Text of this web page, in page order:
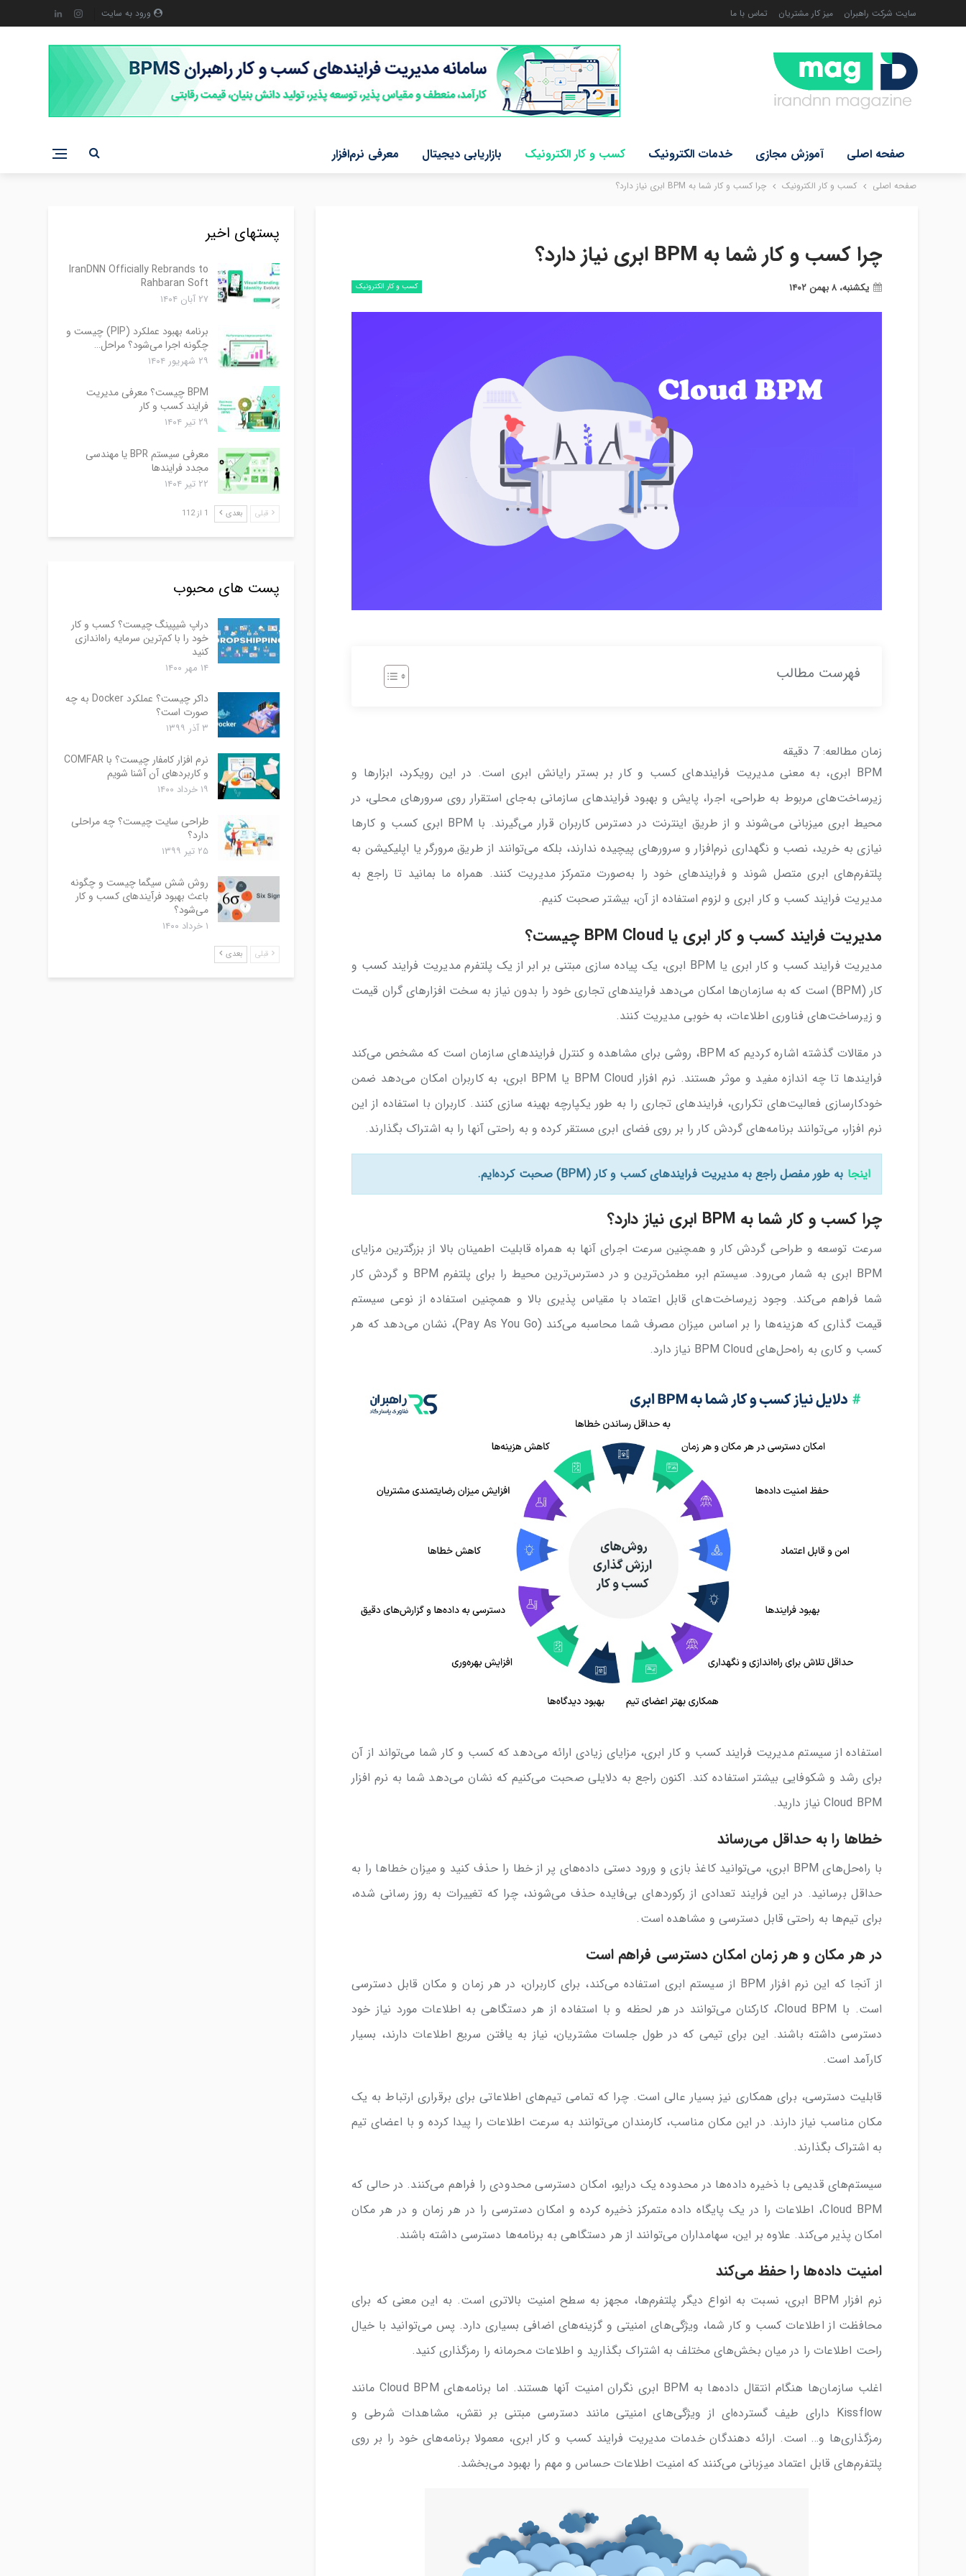
ورود به سایت سایت شرکت راهبران میز کار مشتریان تماس با ما
صفحه اصلی آموزش مجازی خدمات الکترونیک کسب و کار الکترونیک بازاریابی دیجیتال معرفی نرم‌افزار
صفحه اصلی کسب و کار الکترونیک چرا کسب و کار شما به BPM ابری نیاز دارد؟
چرا کسب و کار شما به BPM ابری نیاز دارد؟
کسب و کار الکترونیک یکشنبه، ۸ بهمن ۱۴۰۲
فهرست مطالب
زمان مطالعه: 7 دقیقه
BPM ابری، به معنی مدیریت فرایندهای کسب ‌و کار بر بستر رایانش ابری است. در این رویکرد، ابزارها و
زیرساخت‌های مربوط به طراحی، اجرا، پایش و بهبود فرایندهای سازمانی به‌جای استقرار روی سرورهای محلی، در
محیط ابری میزبانی می‌شوند و از طریق اینترنت در دسترس کاربران قرار می‌گیرند. با BPM ابری کسب و کارها
نیازی به خرید، نصب و نگهداری نرم‌افزار و سرورهای پیچیده ندارند، بلکه می‌توانند از طریق مرورگر یا اپلیکیشن به
پلتفرم‌های ابری متصل شوند و فرایندهای خود را به‌صورت متمرکز مدیریت کنند. همراه ما بمانید تا راجع به
مدیریت فرایند کسب و کار ابری و لزوم استفاده از آن، بیشتر صحبت کنیم.
مدیریت فرایند کسب و کار ابری یا BPM Cloud چیست؟
مدیریت فرایند کسب و کار ابری یا BPM ابری، یک پیاده سازی مبتنی بر ابر از یک پلتفرم مدیریت فرایند کسب و
کار (BPM) است که به سازمان‌ها امکان می‌دهد فرایندهای تجاری خود را بدون نیاز به سخت افزارهای گران قیمت
و زیرساخت‌های فناوری اطلاعات، به خوبی مدیریت کنند.
در مقالات گذشته اشاره کردیم که BPM، روشی برای مشاهده و کنترل فرایندهای سازمان است که مشخص می‌کند
فرایندها تا چه اندازه مفید و موثر هستند. نرم افزار BPM Cloud یا BPM ابری، به کاربران امکان می‌دهد ضمن
خودکارسازی فعالیت‌های تکراری، فرایندهای تجاری را به طور یکپارچه بهینه سازی کنند. کاربران با استفاده از این
نرم افزار، می‌توانند برنامه‌های گردش کار را بر روی فضای ابری مستقر کرده و به راحتی آنها را به اشتراک بگذارند.
اینجا به طور مفصل راجع به مدیریت فرایندهای کسب و کار (BPM) صحبت کرده‌ایم.
چرا کسب و کار شما به BPM ابری نیاز دارد؟
سرعت توسعه و طراحی گردش کار و همچنین سرعت اجرای آنها به همراه قابلیت اطمینان بالا از بزرگترین مزایای
BPM ابری به شمار می‌رود. سیستم ابر، مطمئن‌ترین و در دسترس‌ترین محیط را برای پلتفرم BPM و گردش کار
شما فراهم می‌کند. وجود زیرساخت‌های قابل اعتماد با مقیاس پذیری بالا و همچنین استفاده از نوعی سیستم
قیمت گذاری که هزینه‌ها را بر اساس میزان مصرف شما محاسبه می‌کند (Pay As You Go)، نشان می‌دهد که هر
کسب و کاری به راه‌حل‌های BPM Cloud نیاز دارد.
استفاده از سیستم مدیریت فرایند کسب و کار ابری، مزایای زیادی ارائه می‌دهد که کسب و کار شما می‌تواند از آن
برای رشد و شکوفایی بیشتر استفاده کند. اکنون راجع به دلایلی صحبت می‌کنیم که نشان می‌دهد شما به نرم افزار
Cloud BPM نیاز دارید.
خطاها را به حداقل می‌رساند
با راه‌حل‌های BPM ابری، می‌توانید کاغذ بازی و ورود دستی داده‌های پر از خطا را حذف کنید و میزان خطاها را به
حداقل برسانید. در این فرایند تعدادی از رکوردهای بی‌فایده حذف می‌شوند، چرا که تغییرات به روز رسانی شده،
برای تیم‌ها به راحتی قابل دسترسی و مشاهده است.
در هر مکان و هر زمان امکان دسترسی فراهم است
از آنجا که این نرم افزار BPM از سیستم ابری استفاده می‌کند، برای کاربران، در هر زمان و مکان قابل دسترسی
است. با Cloud BPM، کارکنان می‌توانند در هر لحظه و با استفاده از هر دستگاهی به اطلاعات مورد نیاز خود
دسترسی داشته باشند. این برای تیمی که در طول جلسات مشتریان، نیاز به یافتن سریع اطلاعات دارند، بسیار
کارآمد است.
قابلیت دسترسی، برای همکاری نیز بسیار عالی است. چرا که تمامی تیم‌های اطلاعاتی برای برقراری ارتباط به یک
مکان مناسب نیاز دارند. در این مکان مناسب، کارمندان می‌توانند به سرعت اطلاعات را پیدا کرده و با اعضای تیم
به اشتراک بگذارند.
سیستم‌های قدیمی با ذخیره داده‌ها در محدوده یک درایو، امکان دسترسی محدودی را فراهم می‌کنند. در حالی که
Cloud BPM، اطلاعات را در یک پایگاه داده متمرکز ذخیره کرده و امکان دسترسی را در هر زمان و در هر مکان
امکان پذیر می‌کند. علاوه بر این، سهامداران می‌توانند از هر دستگاهی به برنامه‌ها دسترسی داشته باشند.
امنیت داده‌ها را حفظ می‌کند
نرم افزار BPM ابری، نسبت به انواع دیگر پلتفرم‌ها، مجهز به سطح امنیت بالاتری است. به این معنی که برای
محافظت از اطلاعات کسب و کار شما، ویژگی‌های امنیتی و گزینه‌های اضافی بسیاری دارد. پس می‌توانید با خیال
راحت اطلاعات را در میان بخش‌های مختلف به اشتراک بگذارید و اطلاعات محرمانه را رمزگذاری کنید.
اغلب سازمان‌ها هنگام انتقال داده‌ها به BPM ابری نگران امنیت آنها هستند. اما برنامه‌های Cloud BPM مانند
Kissflow دارای طیف گسترده‌ای از ویژگی‌های امنیتی مانند دسترسی مبتنی بر نقش، مشاهدات شرطی و
رمزگذاری‌ها و… است. ارائه دهندگان خدمات مدیریت فرایند کسب و کار ابری، معمولا برنامه‌های خود را بر روی
پلتفرم‌های قابل اعتماد میزبانی می‌کنند که امنیت اطلاعات حساس و مهم را بهبود می‌بخشد.
پستهای اخیر
IranDNN Officially Rebrands to
Rahbaran Soft
۲۷ آبان ۱۴۰۴
برنامه بهبود عملکرد (PIP) چیست و
چگونه اجرا می‌شود؟ مراحل…
۲۹ شهریور ۱۴۰۴
BPM چیست؟ معرفی مدیریت
فرایند کسب و کار
۲۹ تیر ۱۴۰۴
معرفی سیستم BPR یا مهندسی
مجدد فرایندها
۲۲ تیر ۱۴۰۴
قبلی بعدی 1 از 112
پست های محبوب
دراپ شیپینگ چیست؟ کسب و کار
خود را با کم‌ترین سرمایه راه‌اندازی
کنید
۱۴ مهر ۱۴۰۰
داکر چیست؟ عملکرد Docker به چه
صورت است؟
۳ آذر ۱۳۹۹
نرم افزار کامفار چیست؟ با COMFAR
و کاربردهای آن آشنا شویم
۱۹ خرداد ۱۴۰۰
طراحی سایت چیست؟ چه مراحلی
دارد؟
۲۵ تیر ۱۳۹۹
روش شش سیگما چیست و چگونه
باعث بهبود فرآیندهای کسب و کار
می‌شود؟
۱ خرداد ۱۴۰۰
قبلی بعدی